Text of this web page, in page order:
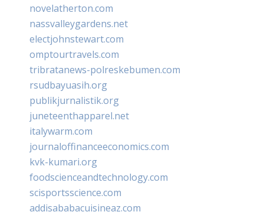
novelatherton.com
nassvalleygardens.net
electjohnstewart.com
omptourtravels.com
tribratanews-polreskebumen.com
rsudbayuasih.org
publikjurnalistik.org
juneteenthapparel.net
italywarm.com
journaloffinanceeconomics.com
kvk-kumari.org
foodscienceandtechnology.com
scisportsscience.com
addisababacuisineaz.com